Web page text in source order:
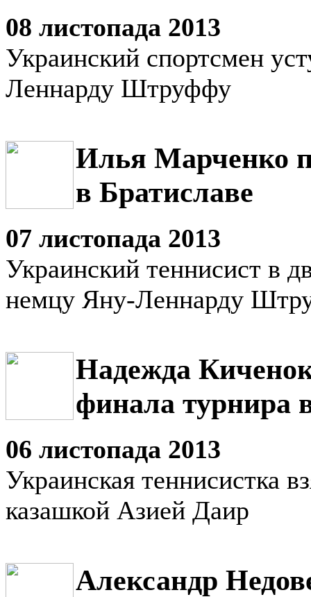
08 листопада 2013
Украинский спортсмен
Леннарду Штруффу
Илья Марченко
в Братиславе
07 листопада 2013
Украинский теннисист в
немцу Яну-Леннарду
Надежда
финала турнира
06 листопада 2013
Украинская теннисистка
казашкой Азией Даир
Александр